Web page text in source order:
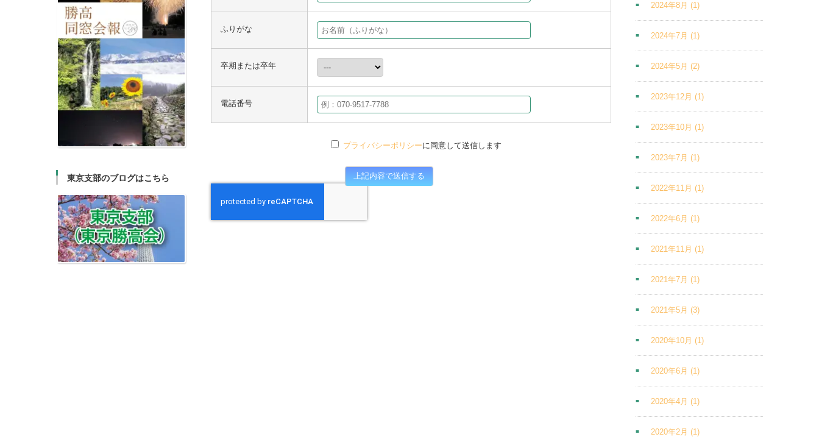
ふりがな
卒期または卒年
電話番号
プライバシーポリシーに同意して送信します
東京支部のブログはこちら
2024年8月(1)
2024年7月(1)
2024年5月(2)
2023年12月(1)
2023年10月(1)
2023年7月(1)
2022年11月(1)
2022年6月(1)
2021年11月(1)
2021年7月(1)
2021年5月(3)
2020年10月(1)
2020年6月(1)
2020年4月(1)
2020年2月(1)